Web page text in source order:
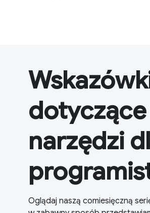
dotyczące
narzędzi
Oglądaj naszą comiesięczną